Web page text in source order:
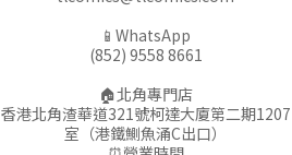
📱WhatsApp
(852) 9558 8661
🏠北角專門店
香港北角渣華道321號柯達大廈第二期1207
室（港鐵鰂魚涌C出口）